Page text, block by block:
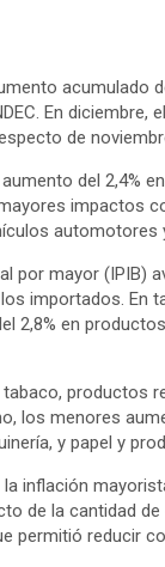
acumulado
En diciembre,
de
del 2,4%
impactos
automotores
mayor (IPIB)
importados. En
2,8% en
productos
los menores
y papel y
inflación
de la cantidad
permitió reducir